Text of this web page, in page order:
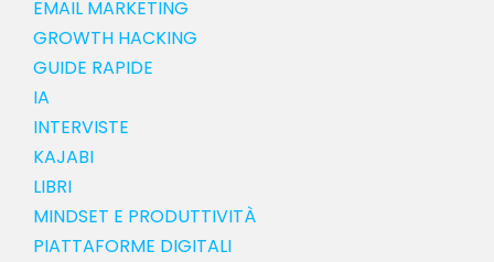
EMAIL MARKETING
GROWTH HACKING
GUIDE RAPIDE
IA
INTERVISTE
KAJABI
LIBRI
MINDSET E PRODUTTIVITÀ
PIATTAFORME DIGITALI